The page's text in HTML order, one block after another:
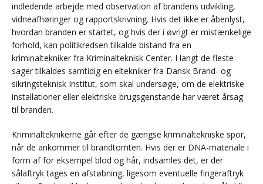
indledende arbejde med observation af brandens udvikling,
vidneafhøringer og rapportskrivning. Hvis det ikke er åbenlyst,
hvordan branden er startet, og hvis der i øvrigt er mistænkelige
forhold, kan politikredsen tilkalde bistand fra en
kriminaltekniker fra Kriminalteknisk Center. I langt de fleste
sager tilkaldes samtidig en eltekniker fra Dansk Brand- og
sikringsteknisk Institut, som skal undersøge, om de elektriske
installationer eller elektriske brugsgenstande har været årsag
til branden.
Kriminalteknikerne går efter de gængse kriminaltekniske spor,
når de ankommer til brandtomten. Hvis der er DNA-materiale i
form af for eksempel blod og hår, indsamles det, er der
sålaftryk tages en afstøbning, ligesom eventuelle fingeraftryk